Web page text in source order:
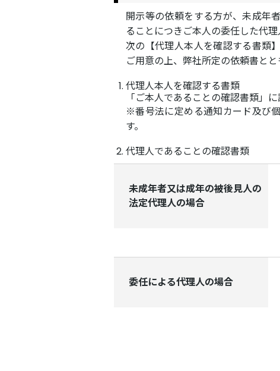
開示等の依頼をする方が、未成年
ることにつきご本人の委任した代
次の【代理人本人を確認する書
ご用意の上、弊社所定の依頼書とと
代理人本人を確認する書類
「ご本人であることの確認書類」
※番号法に定める通知カード及び
す。
代理人であることの確認書類
未成年者又は成年の被後見人の
法定代理人の場合
委任による代理人の場合